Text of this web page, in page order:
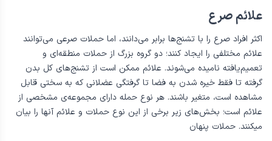
علائم صرع
اکثر افراد صرع را با تشنج‌‌ها برابر می‌دانند، اما حملات صرعی می‌توانند
علائم مختلفی را ایجاد کنند؛ دو گروه بزرگ از حملات منطقه‌ای و
تعمیم‌یافته ‌نامیده می‌شوند. علائم ممکن است از تشنج‌های کل بدن
گرفته تا فقط خیره شدن به فضا تا گرفتگی عضلانی که به سختی قابل
مشاهده است، متغیر باشند. هر نوع حمله دارای مجموعه‌ی مشخصی از
علائم است؛ بخش‌های زیر برخی از این نوع حملات و علائم آنها را بیان
میکنند. حملات پنهان